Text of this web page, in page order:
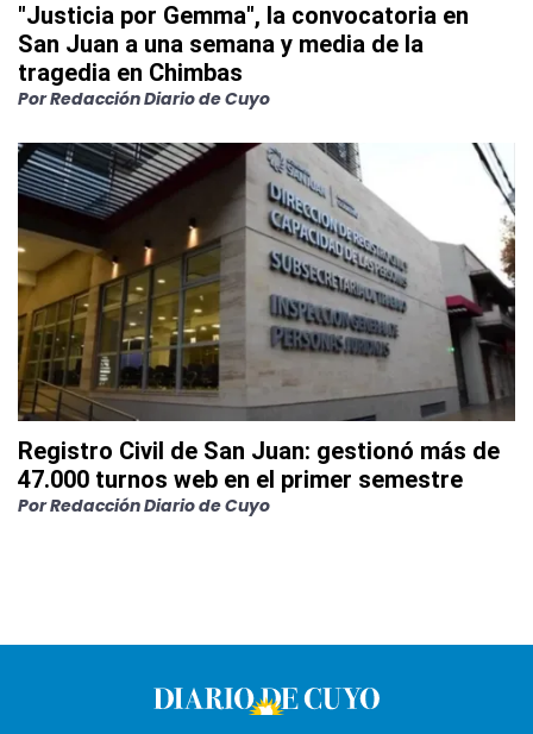
"Justicia por Gemma", la convocatoria en
San Juan a una semana y media de la
tragedia en Chimbas
PorRedacción Diario de Cuyo
Registro Civil de San Juan: gestionó más de
47.000 turnos web en el primer semestre
PorRedacción Diario de Cuyo